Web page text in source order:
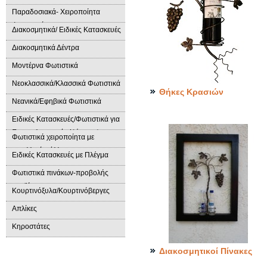
Παραδοσιακά- Χειροποίητα
Φωτιστικά
Διακοσμητικά/ Ειδικές Κατασκευές
Διακοσμητικά Δέντρα
Μοντέρνα Φωτιστικά
Νεοκλασσικά/Κλασσικά Φωτιστικά
Νεανικά/Εφηβικά Φωτιστικά
Ειδικές Κατασκευές/Φωτιστικά για
Επαγγελματικούς Χώρους/
Παραδοσιακά Φωτιστικά
Φωτιστικά χειροποίητα με
μεταλλικά φύλλα
Ειδικές Κατασκευές με Πλέγμα
Φωτιστικά πινάκων-προβολής
προϊόντων
Κουρτινόξυλα/Κουρτινόβεργες
Απλίκες
Κηροστάτες
Θήκες Κρασιών
Διακοσμητικοί Πίνακες